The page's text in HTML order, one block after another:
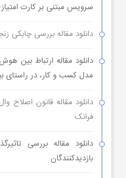
سرویس مبتنی بر کارت
دانلود مقاله بررسی چابکی
دانلود مقاله ارتباط بین
مدل کسب و کار، در راستای
دانلود مقاله قانون
فرانک
دانلود مقاله بررسی
بازدیدکنندگان